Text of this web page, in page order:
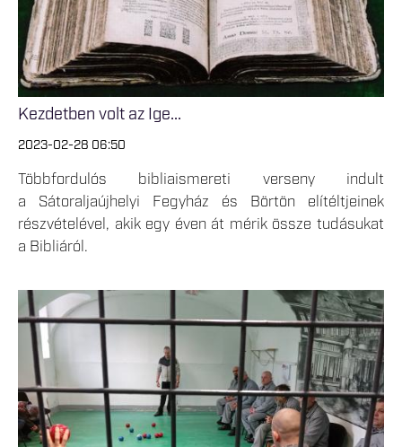
Kezdetben volt az Ige...
2023-02-28 06:50
Többfordulós bibliaismereti verseny indult
a Sátoraljaújhelyi Fegyház és Börtön elítéltjeinek
részvételével, akik egy éven át mérik össze tudásukat
a Bibliáról.